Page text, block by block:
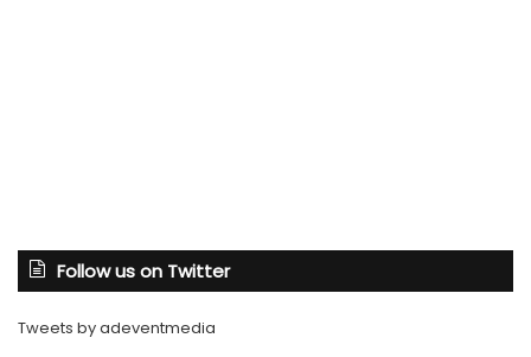
Follow us on Twitter
Tweets by adeventmedia